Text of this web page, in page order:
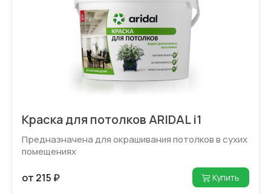
Краска для потолков ARIDAL i1
Предназначена для окрашивания потолков в сухих
помещениях
от 215 ₽ Купить